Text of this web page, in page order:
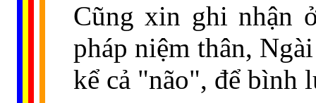
Cũng xin ghi nhận
pháp niệm thân,
kể cả "não", để bình